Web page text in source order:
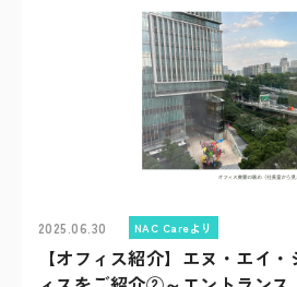
2025.06.30 NAC Careより
【オフィス紹介】エヌ・エイ